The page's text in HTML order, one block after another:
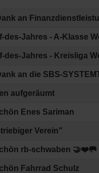
an
des-Jahres - A-Klasse
des-Jahres - Kreisliga
an die SBS-
aufgeräumt
Enes Sariman
Verein"
rb-schwaben 🤝❤️🥅
Fahrrad Schulz